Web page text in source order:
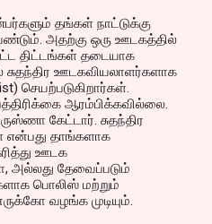
தங்கள் நாட்டுக்கு
அதற்கு ஒரு ஊடகத்தில்
திட்டங்கள் தடையாக
சுதந்திர ஊடகவியலாளர்களாக
செயற்படுகிறார்கள்.
ஆரம்பிக்கவில்லை.
கேட்டார். சுதந்திர
தாங்களாக
ஊடக
அல்லது தேவைப்படும்
பொலிஸ் மற்றும்
வழங்க முடியும்.